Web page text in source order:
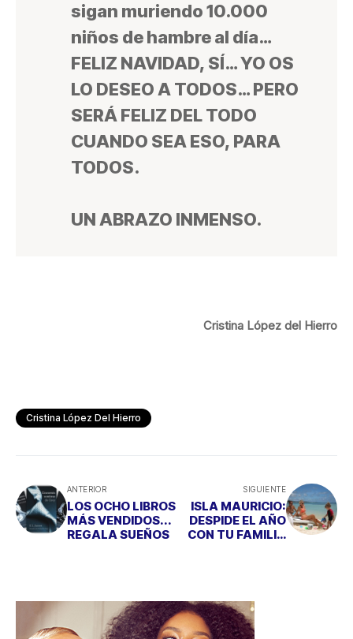
sigan muriendo 10.000
niños de hambre al día…
FELIZ NAVIDAD, SÍ… YO OS
LO DESEO A TODOS… PERO
SERÁ FELIZ DEL TODO
CUANDO SEA ESO, PARA
TODOS.
UN ABRAZO INMENSO.
Cristina López del Hierro
Cristina López Del Hierro
ANTERIOR
LOS OCHO LIBROS
MÁS VENDIDOS...
REGALA SUEÑOS
SIGUIENTE
ISLA MAURICIO:
DESPIDE EL AÑO
CON TU FAMILIA